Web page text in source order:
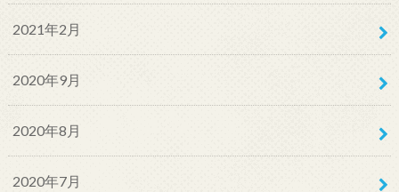
2021年2月
2020年9月
2020年8月
2020年7月